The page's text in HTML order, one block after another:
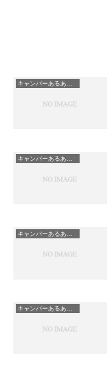
キャンパーあるあるシリーズ
キャンパーあるあるシリーズ